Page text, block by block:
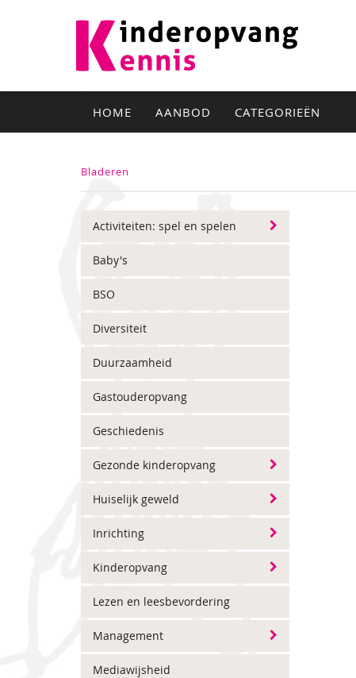
HOME AANBOD CATEGORIEËN
Bladeren
Activiteiten: spel en spelen
Baby's
BSO
Diversiteit
Duurzaamheid
Gastouderopvang
Geschiedenis
Gezonde kinderopvang
Huiselijk geweld
Inrichting
Kinderopvang
Lezen en leesbevordering
Management
Mediawijsheid